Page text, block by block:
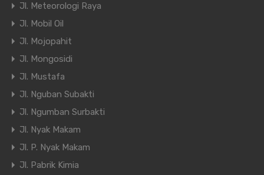
Jl. Meteorologi Raya
Jl. Mobil Oil
Jl. Mojopahit
Jl. Mongosidi
Jl. Mustafa
Jl. Nguban Subakti
Jl. Ngumban Surbakti
Jl. Nyak Makam
Jl. P. Nyak Makam
Jl. Pabrik Kimia